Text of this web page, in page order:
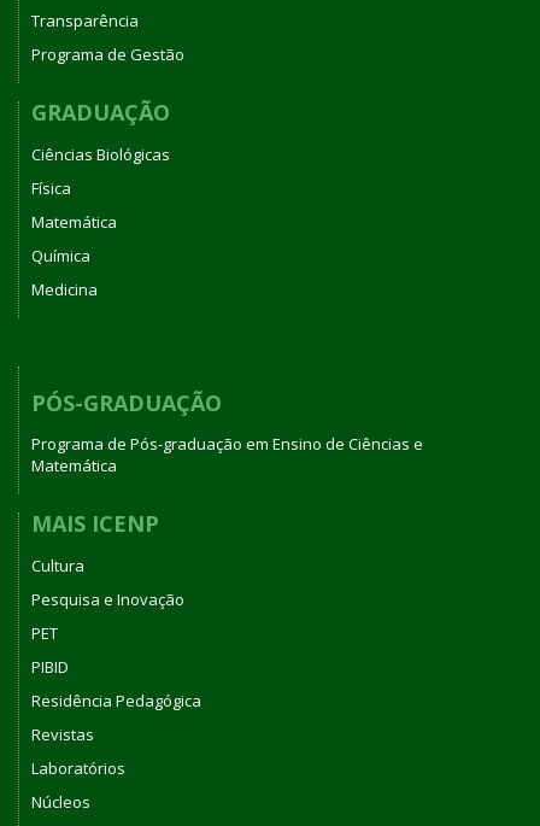
Transparência
Programa de Gestão
GRADUAÇÃO
Ciências Biológicas
Física
Matemática
Química
Medicina
PÓS-GRADUAÇÃO
Programa de Pós-graduação em Ensino de Ciências e
Matemática
MAIS ICENP
Cultura
Pesquisa e Inovação
PET
PIBID
Residência Pedagógica
Revistas
Laboratórios
Núcleos